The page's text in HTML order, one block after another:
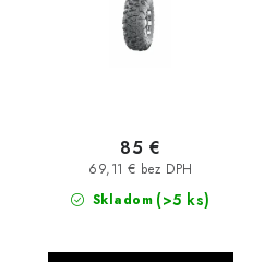
Skladom (>5 ks)
69,11 € bez DPH
85 €